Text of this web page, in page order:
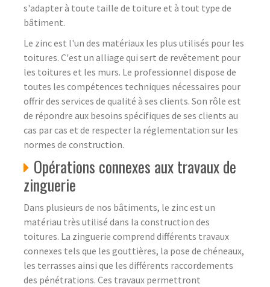
s'adapter à toute taille de toiture et à tout type de
bâtiment.
Le zinc est l'un des matériaux les plus utilisés pour les
toitures. C'est un alliage qui sert de revêtement pour
les toitures et les murs. Le professionnel dispose de
toutes les compétences techniques nécessaires pour
offrir des services de qualité à ses clients. Son rôle est
de répondre aux besoins spécifiques de ses clients au
cas par cas et de respecter la réglementation sur les
normes de construction.
Opérations connexes aux travaux de
zinguerie
Dans plusieurs de nos bâtiments, le zinc est un
matériau très utilisé dans la construction des
toitures. La zinguerie comprend différents travaux
connexes tels que les gouttières, la pose de chéneaux,
les terrasses ainsi que les différents raccordements
des pénétrations. Ces travaux permettront